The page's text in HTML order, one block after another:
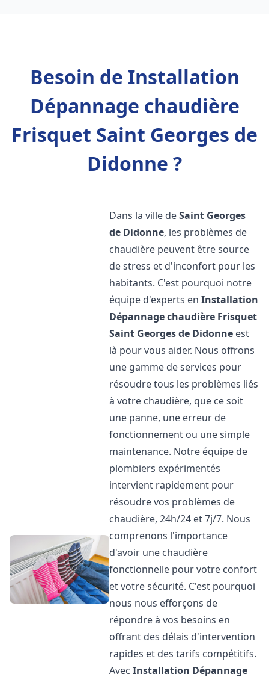
Besoin de Installation
Dépannage chaudière
Frisquet Saint Georges de
Didonne ?
Dans la ville deSaint Georges
de Didonne, les problèmes de
chaudière peuvent être source
de stress et d'inconfort pour les
habitants. C'est pourquoi notre
équipe d'experts enInstallation
Dépannage chaudière Frisquet
Saint Georges de Didonne est
là pour vous aider. Nous offrons
une gamme de services pour
résoudre tous les problèmes liés
à votre chaudière, que ce soit
une panne, une erreur de
fonctionnement ou une simple
maintenance. Notre équipe de
plombiers expérimentés
intervient rapidement pour
résoudre vos problèmes de
chaudière, 24h/24 et 7j/7. Nous
comprenons l'importance
d'avoir une chaudière
fonctionnelle pour votre confort
et votre sécurité. C'est pourquoi
nous nous efforçons de
répondre à vos besoins en
offrant des délais d'intervention
rapides et des tarifs compétitifs.
AvecInstallation Dépannage